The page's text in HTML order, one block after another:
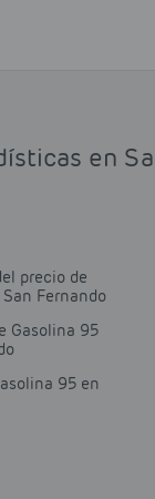
en
precio de
Fernando
Gasolina 95
95 en